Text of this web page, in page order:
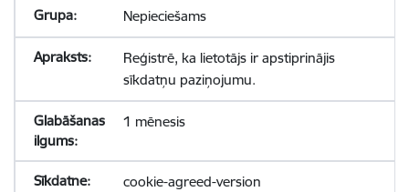
Nepieciešams
Reģistrē, ka lietotājs ir apstiprinājis
sīkdatņu paziņojumu.
1 mēnesis
cookie-agreed-version